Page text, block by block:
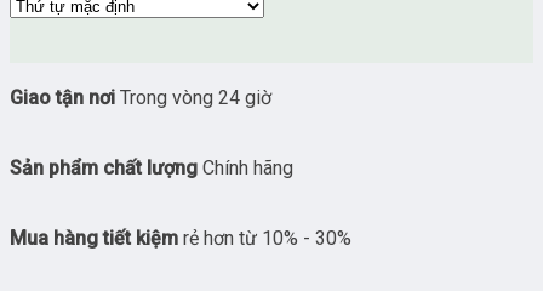
Giao tận nơi Trong vòng 24 giờ
Sản phẩm chất lượng Chính hãng
Mua hàng tiết kiệm rẻ hơn từ 10% - 30%